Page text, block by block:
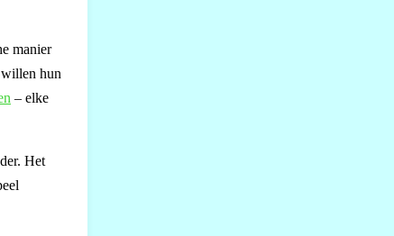
manier
hun
– elke
Het